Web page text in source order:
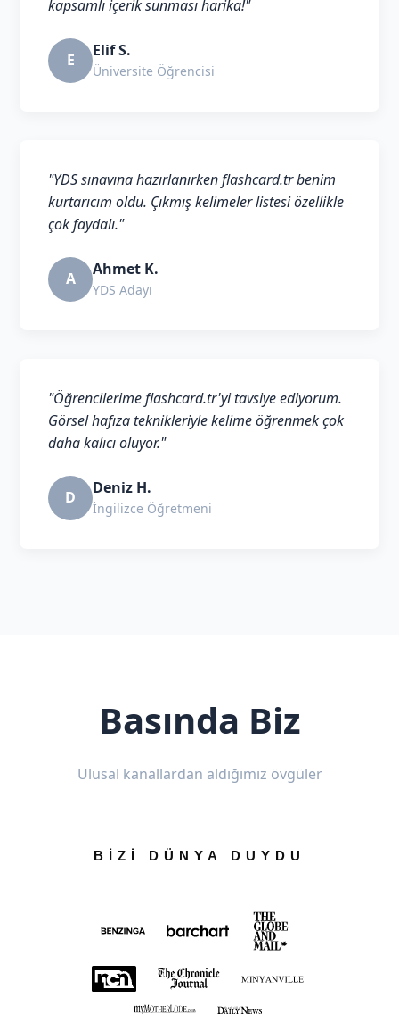
kapsamlı içerik sunması harika!"
E Elif S.
Üniversite Öğrencisi
"YDS sınavına hazırlanırken flashcard.tr benim
kurtarıcım oldu. Çıkmış kelimeler listesi özellikle
çok faydalı."
A Ahmet K.
YDS Adayı
"Öğrencilerime flashcard.tr'yi tavsiye ediyorum.
Görsel hafıza teknikleriyle kelime öğrenmek çok
daha kalıcı oluyor."
D Deniz H.
İngilizce Öğretmeni
Basında Biz
Ulusal kanallardan aldığımız övgüler
BİZİ DÜNYA DUYDU